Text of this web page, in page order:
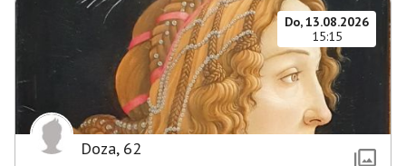
Do, 13.08.2026
15:15
Doza, 62